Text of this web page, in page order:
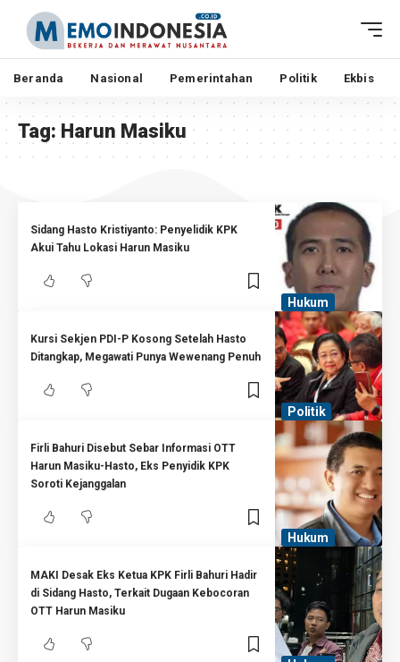
Beranda Nasional Pemerintahan Politik Ekbis
Tag:Harun Masiku
Hukum
Sidang Hasto Kristiyanto: Penyelidik KPK
Akui Tahu Lokasi Harun Masiku
Politik
Kursi Sekjen PDI-P Kosong Setelah Hasto
Ditangkap, Megawati Punya Wewenang Penuh
Hukum
Firli Bahuri Disebut Sebar Informasi OTT
Harun Masiku-Hasto, Eks Penyidik KPK
Soroti Kejanggalan
MAKI Desak Eks Ketua KPK Firli Bahuri Hadir
di Sidang Hasto, Terkait Dugaan Kebocoran
OTT Harun Masiku